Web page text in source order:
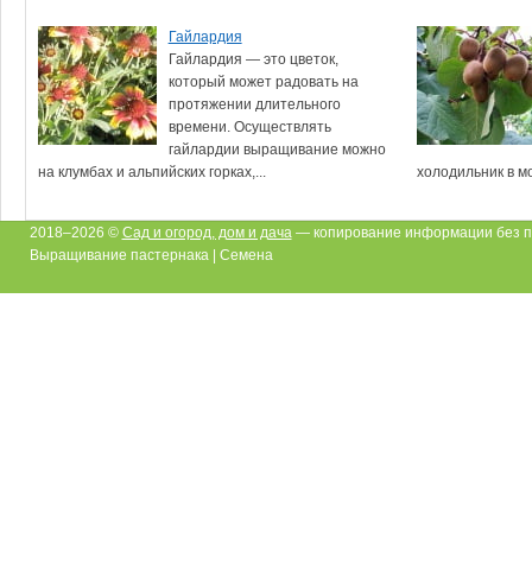
Гайлардия
Гайлардия — это цветок,
который может радовать на
протяжении длительного
времени. Осуществлять
гайлардии выращивание можно
на клумбах и альпийских горках,...
холодильник в
2018–2026 © Сад и огород, дом и дача — копирование информации без
Выращивание пастернака | Семена